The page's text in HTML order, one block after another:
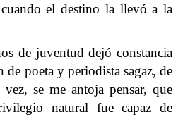
cuando el destino la llevó a la
de juventud dejó constancia
de poeta y periodista sagaz, de
se me antoja pensar, que
natural fue capaz de